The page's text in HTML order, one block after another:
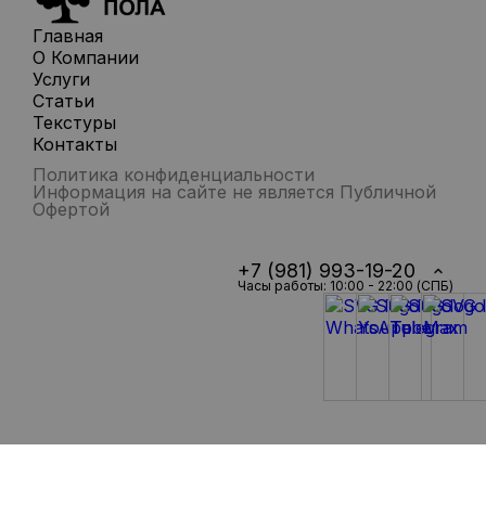
Главная
О Компании
Услуги
Статьи
Текстуры
Контакты
Политика конфиденциальности
Информация на сайте не является Публичной
Офертой
+7 (981) 993-19-20
Часы работы: 10:00 - 22:00 (СПБ)